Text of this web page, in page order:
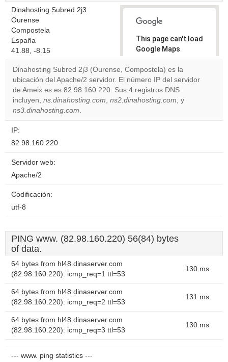
Dinahosting Subred 2j3
Ourense
Compostela
España
41.88, -8.15
This page can't load
Google Maps
correctly.
Do you
own this
website?
Dinahosting Subred 2j3 (Ourense, Compostela) es la
ubicación del Apache/2 servidor. El número IP del servidor
de Ameix.es es 82.98.160.220. Sus 4 registros DNS
incluyen, ns.dinahosting.com, ns2.dinahosting.com, y
ns3.dinahosting.com.
IP:
82.98.160.220
Servidor web:
Apache/2
Codificación:
utf-8
PING www. (82.98.160.220) 56(84) bytes
of data.
64 bytes from hl48.dinaserver.com
(82.98.160.220): icmp_req=1 ttl=53
130 ms
64 bytes from hl48.dinaserver.com
(82.98.160.220): icmp_req=2 ttl=53
131 ms
64 bytes from hl48.dinaserver.com
(82.98.160.220): icmp_req=3 ttl=53
130 ms
--- www. ping statistics ---